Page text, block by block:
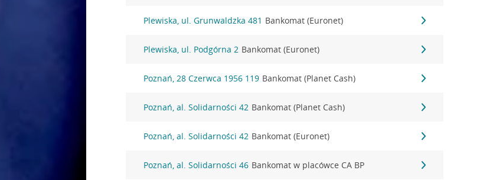
Plewiska, ul. Grunwaldzka 481 Bankomat (Euronet)
Plewiska, ul. Podgórna 2 Bankomat (Euronet)
Poznań, 28 Czerwca 1956 119 Bankomat (Planet Cash)
Poznań, al. Solidarności 42 Bankomat (Planet Cash)
Poznań, al. Solidarności 42 Bankomat (Euronet)
Poznań, al. Solidarności 46 Bankomat w placówce CA BP